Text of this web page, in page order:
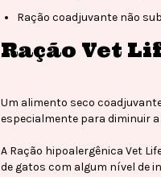
Ração coadjuvante não
Ração Vet
Um alimento seco
especialmente para diminuir
A Ração hipoalergênica Vet
de gatos com algum nível de